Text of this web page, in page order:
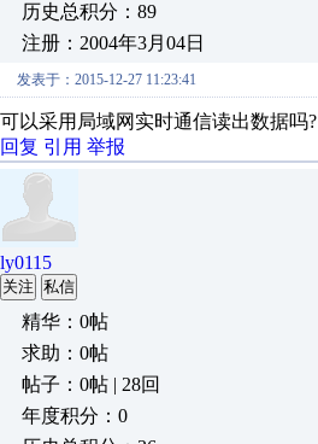
历史总积分：89
注册：2004年3月04日
发表于：2015-12-27 11:23:41
可以采用局域网实时通信读出数据吗?
回复 引用 举报
ly0115
关注 私信
精华：0帖
求助：0帖
帖子：0帖 | 28回
年度积分：0